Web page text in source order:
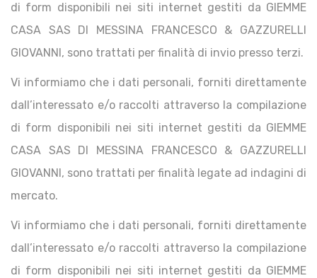
di form disponibili nei siti internet gestiti da GIEMME
CASA SAS DI MESSINA FRANCESCO & GAZZURELLI
GIOVANNI, sono trattati per finalità di invio presso terzi.
Vi informiamo che i dati personali, forniti direttamente
dall’interessato e/o raccolti attraverso la compilazione
di form disponibili nei siti internet gestiti da GIEMME
CASA SAS DI MESSINA FRANCESCO & GAZZURELLI
GIOVANNI, sono trattati per finalità legate ad indagini di
mercato.
Vi informiamo che i dati personali, forniti direttamente
dall’interessato e/o raccolti attraverso la compilazione
di form disponibili nei siti internet gestiti da GIEMME